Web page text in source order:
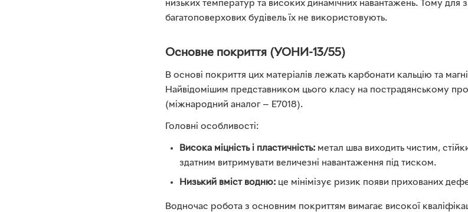
низьких температур та високих динамічних навантажень. Тому для
багатоповерхових будівель їх не використовують.
Основне покриття (УОНИ-13/55)
В основі покриття цих матеріалів лежать карбонати кальцію та
Найвідомішим представником цього класу на пострадянському
(міжнародний аналог — E7018).
Головні особливості:
Висока міцність і пластичність: метал шва виходить чистим,
здатним витримувати величезні навантаження під тиском.
Низький вміст водню: це мінімізує ризик появи прихованих
Водночас робота з основним покриттям вимагає високої